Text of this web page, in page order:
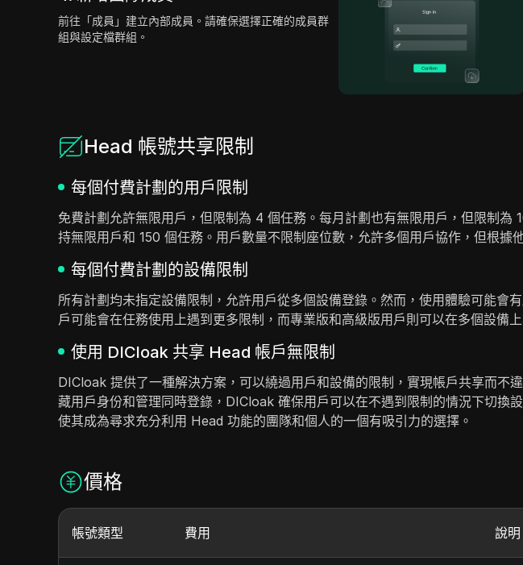
前往「成員」建立內部成員。請確保選擇正確的成員群
組與設定檔群組。
Head 帳號共享限制
每個付費計劃的用戶限制
免費計劃允許無限用戶，但限制為 4 個任務。每月計劃也有無限用戶，但限制
持無限用戶和 150 個任務。用戶數量不限制座位數，允許多個用戶協作，但根據
每個付費計劃的設備限制
所有計劃均未指定設備限制，允許用戶從多個設備登錄。然而，使用體驗可能會
戶可能會在任務使用上遇到更多限制，而專業版和高級版用戶則可以在多個設備
使用 DICloak 共享 Head 帳戶無限制
DICloak 提供了一種解決方案，可以繞過用戶和設備的限制，實現帳戶共享而
藏用戶身份和管理同時登錄，DICloak 確保用戶可以在不遇到限制的情況下切換
使其成為尋求充分利用 Head 功能的團隊和個人的一個有吸引力的選擇。
價格
帳號類型 費用 說明